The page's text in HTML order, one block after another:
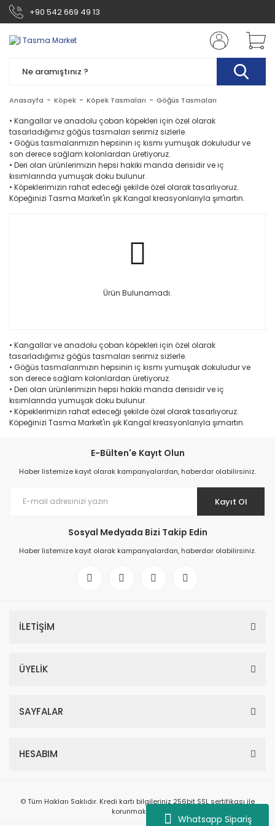
Whatsapp Sipariş
+90 542 669 49 13
Anasayfa Köpek Köpek Tasmaları Göğüs Tasmaları
• Kangallar ve anadolu çoban köpekleri için özel olarak
tasarladığımız göğüs tasmaları serimiz sizlerle.
• Göğüs tasmalarımızın hepsinin iç kısmı yumuşak dokuludur ve
son derece sağlam kolonlardan üretiyoruz.
• Deri olan ürünlerimizin hepsi hakiki manda derisidir ve iç
kısımlarında yumuşak doku bulunur.
• Köpeklerimizin rahat edeceği şekilde özel olarak tasarlıyoruz.
Köpeğinizi Tasma Market'in şık Kangal kreasyonlarıyla şımartın.
Ürün Bulunamadı.
• Kangallar ve anadolu çoban köpekleri için özel olarak
tasarladığımız göğüs tasmaları serimiz sizlerle.
• Göğüs tasmalarımızın hepsinin iç kısmı yumuşak dokuludur ve
son derece sağlam kolonlardan üretiyoruz.
• Deri olan ürünlerimizin hepsi hakiki manda derisidir ve iç
kısımlarında yumuşak doku bulunur.
• Köpeklerimizin rahat edeceği şekilde özel olarak tasarlıyoruz.
Köpeğinizi Tasma Market'in şık Kangal kreasyonlarıyla şımartın.
E-Bülten'e Kayıt Olun
Haber listemize kayıt olarak kampanyalardan, haberdar olabilirsiniz.
Kayıt Ol
Sosyal Medyada Bizi Takip Edin
Haber listemize kayıt olarak kampanyalardan, haberdar olabilirsiniz.
İLETİŞİM
ÜYELİK
SAYFALAR
HESABIM
© Tüm Hakları Saklıdır. Kredi kartı bilgileriniz 256bit SSL sertifikası ile
korunmaktadır.